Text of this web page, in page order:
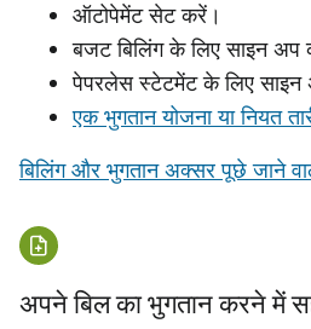
ऑटोपेमेंट सेट करें।
बजट बिलिंग के लिए साइन अप
पेपरलेस स्टेटमेंट के लिए
एक भुगतान योजना या नियत
बिलिंग और भुगतान अक्सर पूछे जाने
अपने बिल का भुगतान करने में